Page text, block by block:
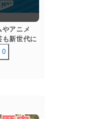
やアニメ
新世代に
0